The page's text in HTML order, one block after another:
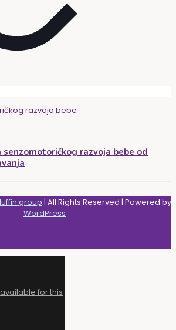
razvoja bebe
senzomotoričkog razvoja bebe od
group | All Rights Reserved | Powered by
WordPress
for this